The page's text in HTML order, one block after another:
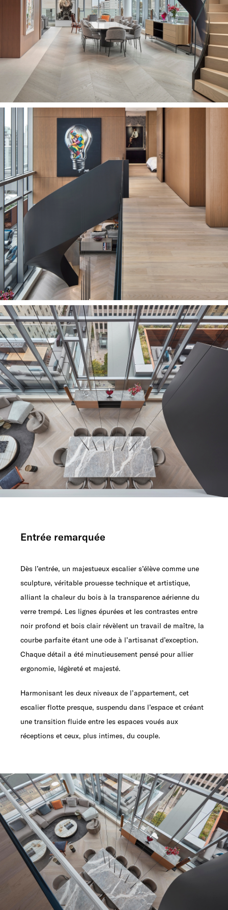
Entrée remarquée
Dès l’entrée, un majestueux escalier s’élève comme une
sculpture, véritable prouesse technique et artistique,
alliant la chaleur du bois à la transparence aérienne du
verre trempé. Les lignes épurées et les contrastes entre
noir profond et bois clair révèlent un travail de maître, la
courbe parfaite étant une ode à l’artisanat d’exception.
Chaque détail a été minutieusement pensé pour allier
ergonomie, légèreté et majesté.
Harmonisant les deux niveaux de l’appartement, cet
escalier flotte presque, suspendu dans l’espace et créant
une transition fluide entre les espaces voués aux
réceptions et ceux, plus intimes, du couple.